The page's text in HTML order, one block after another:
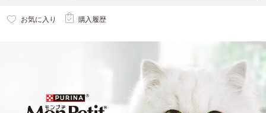
お気に入り 購入履歴